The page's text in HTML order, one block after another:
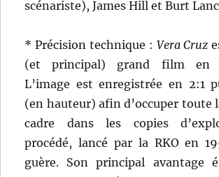
scénariste), James Hill et Burt
* Précision technique : Vera Cruz
(et principal) grand film en
L’image est enregistrée en 2:1
(en hauteur) afin d’occuper toute
cadre dans les copies
procédé, lancé par la RKO en
guère. Son principal avantage